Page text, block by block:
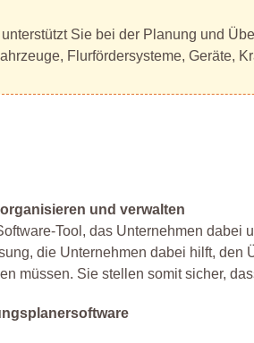
Sie bei der Planung und
Flurfördersysteme, Geräte,
und verwalten
Tool, das Unternehmen
die Unternehmen dabei hilft,
müssen. Sie stellen somit sicher,